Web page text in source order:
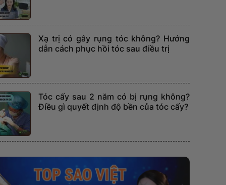
Xạ trị có gây rụng tóc không? Hướng
dẫn cách phục hồi tóc sau điều trị
Tóc cấy sau 2 năm có bị rụng không?
Điều gì quyết định độ bền của tóc cấy?